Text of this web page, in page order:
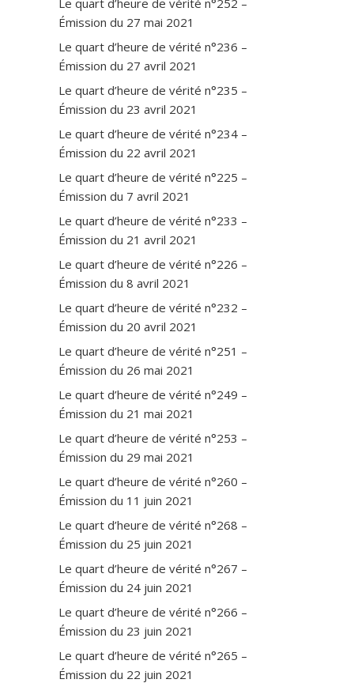
Émission du 27 mai 2021
Le quart d’heure de vérité n°236 –
Émission du 27 avril 2021
Le quart d’heure de vérité n°235 –
Émission du 23 avril 2021
Le quart d’heure de vérité n°234 –
Émission du 22 avril 2021
Le quart d’heure de vérité n°225 –
Émission du 7 avril 2021
Le quart d’heure de vérité n°233 –
Émission du 21 avril 2021
Le quart d’heure de vérité n°226 –
Émission du 8 avril 2021
Le quart d’heure de vérité n°232 –
Émission du 20 avril 2021
Le quart d’heure de vérité n°251 –
Émission du 26 mai 2021
Le quart d’heure de vérité n°249 –
Émission du 21 mai 2021
Le quart d’heure de vérité n°253 –
Émission du 29 mai 2021
Le quart d’heure de vérité n°260 –
Émission du 11 juin 2021
Le quart d’heure de vérité n°268 –
Émission du 25 juin 2021
Le quart d’heure de vérité n°267 –
Émission du 24 juin 2021
Le quart d’heure de vérité n°266 –
Émission du 23 juin 2021
Le quart d’heure de vérité n°265 –
Émission du 22 juin 2021